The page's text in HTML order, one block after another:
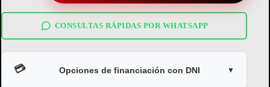
serie
bhs515
CONSULTAS RÁPIDAS POR WHATSAPP
💳 Opciones de financiación con DNI ▼